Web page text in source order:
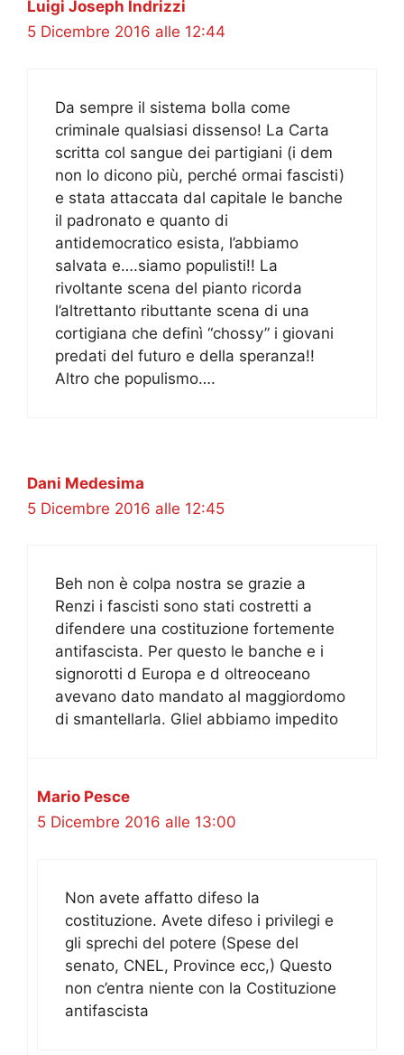
Luigi Joseph Indrizzi
5 Dicembre 2016 alle 12:44
Da sempre il sistema bolla come
criminale qualsiasi dissenso! La Carta
scritta col sangue dei partigiani (i dem
non lo dicono più, perché ormai fascisti)
e stata attaccata dal capitale le banche
il padronato e quanto di
antidemocratico esista, l’abbiamo
salvata e….siamo populisti!! La
rivoltante scena del pianto ricorda
l’altrettanto ributtante scena di una
cortigiana che definì “chossy” i giovani
predati del futuro e della speranza!!
Altro che populismo….
Dani Medesima
5 Dicembre 2016 alle 12:45
Beh non è colpa nostra se grazie a
Renzi i fascisti sono stati costretti a
difendere una costituzione fortemente
antifascista. Per questo le banche e i
signorotti d Europa e d oltreoceano
avevano dato mandato al maggiordomo
di smantellarla. Gliel abbiamo impedito
Mario Pesce
5 Dicembre 2016 alle 13:00
Non avete affatto difeso la
costituzione. Avete difeso i privilegi e
gli sprechi del potere (Spese del
senato, CNEL, Province ecc,) Questo
non c’entra niente con la Costituzione
antifascista